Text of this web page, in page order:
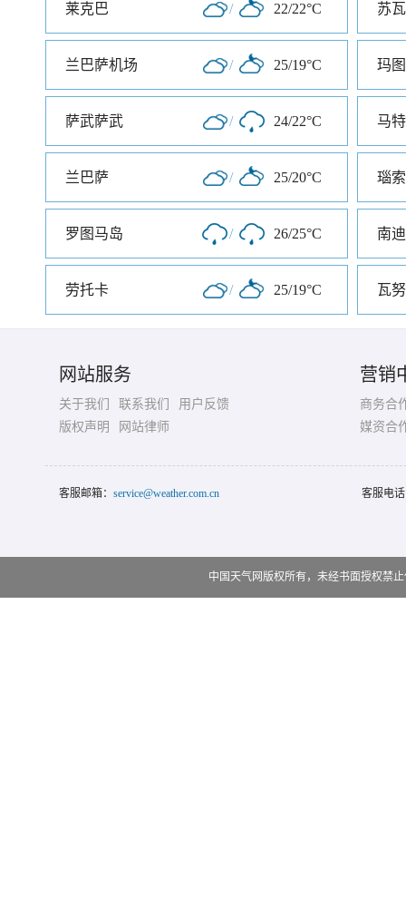
莱克巴 / 22/22°C 苏瓦
兰巴萨机场 / 25/19°C 玛
萨武萨武 / 24/22°C 马特
兰巴萨 / 25/20°C 瑙
罗图马岛 / 26/25°C 南
劳托卡 / 25/19°C 瓦
网站服务
关于我们 联系我们
用户反馈
版权声明
网站律师
营销
商务合
媒资合
客服邮箱： service@weather.com.cn 客服电
中国天气网版权所有，未经书面授权